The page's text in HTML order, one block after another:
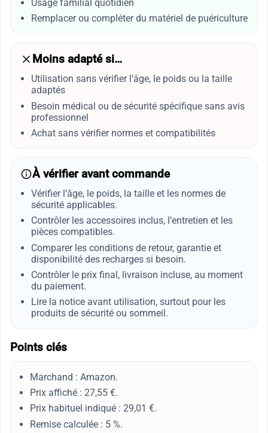
Usage familial quotidien
Remplacer ou compléter du matériel de puériculture
Moins adapté si…
Utilisation sans vérifier l’âge, le poids ou la taille
adaptés
Besoin médical ou de sécurité spécifique sans avis
professionnel
Achat sans vérifier normes et compatibilités
À vérifier avant commande
Vérifier l’âge, le poids, la taille et les normes de
sécurité applicables.
Contrôler les accessoires inclus, l’entretien et les
pièces compatibles.
Comparer les conditions de retour, garantie et
disponibilité des recharges si besoin.
Contrôler le prix final, livraison incluse, au moment
du paiement.
Lire la notice avant utilisation, surtout pour les
produits de sécurité ou sommeil.
Points clés
Marchand : Amazon.
Prix affiché : 27,55 €.
Prix habituel indiqué : 29,01 €.
Remise calculée : 5 %.